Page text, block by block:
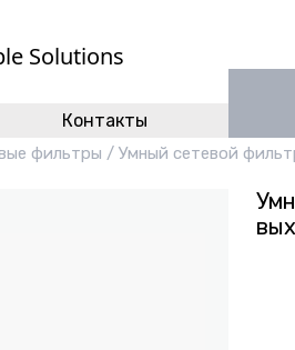
Solutions
Контакты
фильтры / Умный сетевой